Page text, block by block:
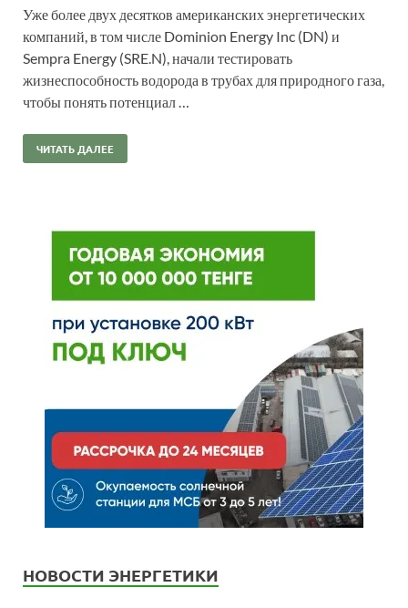
Уже более двух десятков американских энергетических
компаний, в том числе Dominion Energy Inc (DN) и
Sempra Energy (SRE.N), начали тестировать
жизнеспособность водорода в трубах для природного газа,
чтобы понять потенциал …
ЧИТАТЬ ДАЛЕЕ
НОВОСТИ ЭНЕРГЕТИКИ